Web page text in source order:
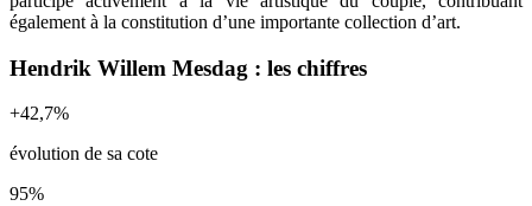
également à la constitution d’une importante collection d’art.
Hendrik Willem Mesdag : les chiffres
+42,7%
évolution de sa cote
95%